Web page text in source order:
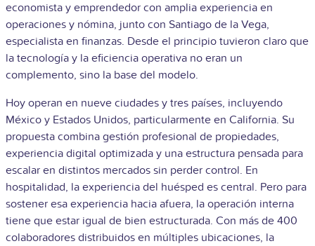
economista y emprendedor con amplia experiencia en
operaciones y nómina, junto con Santiago de la Vega,
especialista en finanzas. Desde el principio tuvieron claro que
la tecnología y la eficiencia operativa no eran un
complemento, sino la base del modelo.
Hoy operan en nueve ciudades y tres países, incluyendo
México y Estados Unidos, particularmente en California. Su
propuesta combina gestión profesional de propiedades,
experiencia digital optimizada y una estructura pensada para
escalar en distintos mercados sin perder control. En
hospitalidad, la experiencia del huésped es central. Pero para
sostener esa experiencia hacia afuera, la operación interna
tiene que estar igual de bien estructurada. Con más de 400
colaboradores distribuidos en múltiples ubicaciones, la